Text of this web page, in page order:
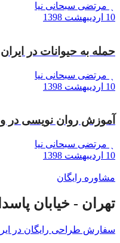
مرتضی سبحانی نیا
10 اردیبهشت 1398
حمله به حیوانات در ایران
مرتضی سبحانی نیا
10 اردیبهشت 1398
آموزش روان نویسی در
مرتضی سبحانی نیا
10 اردیبهشت 1398
مشاوره رایگان
تهران - خیابان پاسداران
سفارش طراحی رایگان در